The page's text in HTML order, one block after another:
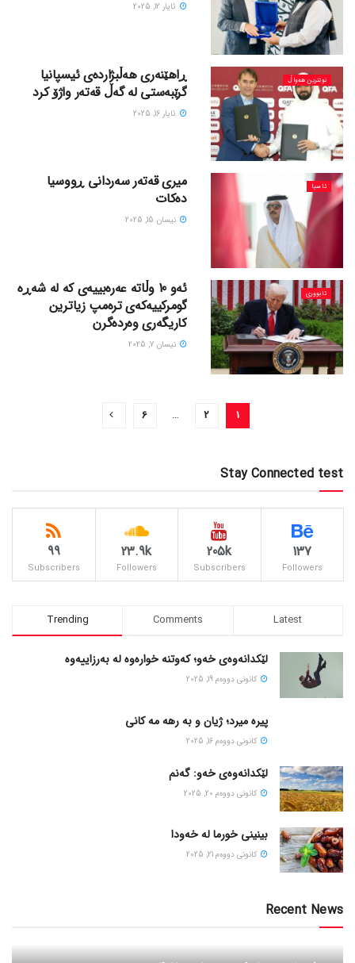
ئایار 12, 2025
نوێترین هەواڵ
ڕاهێنەری هەڵبژاردەی ئیسپانیا
گرێبەستی لە گەڵ قەتەر واژۆ کرد
ئایار 16, 2025
ئاسیا
میری قەتەر سەردانی ڕووسیا
دەکات
نیسان 15, 2025
ئابووری
ئەو 10 وڵاتە عەرەبییەی کە لە شەڕە
گومرکییەکەی ترەمپ زیاترین
کاریگەری وەردەگرن
نیسان 7, 2025
1
2
…
6
Stay Connected test
137
Followers
205k
Subscribers
23.9k
Followers
99
Subscribers
Trending Comments Latest
لێکدانەوەی خەو؛ کەوتنە خوارەوە لە بەرزاییەوە
كانونی دووه‌م 19, 2025
پیره میرد؛ ژیان و به رهه مه کانی
كانونی دووه‌م 16, 2025
لێکدانەوەی خەو: گەنم
كانونی دووه‌م 20, 2025
بینینی خورما لە خەودا
كانونی دووه‌م 21, 2025
Recent News